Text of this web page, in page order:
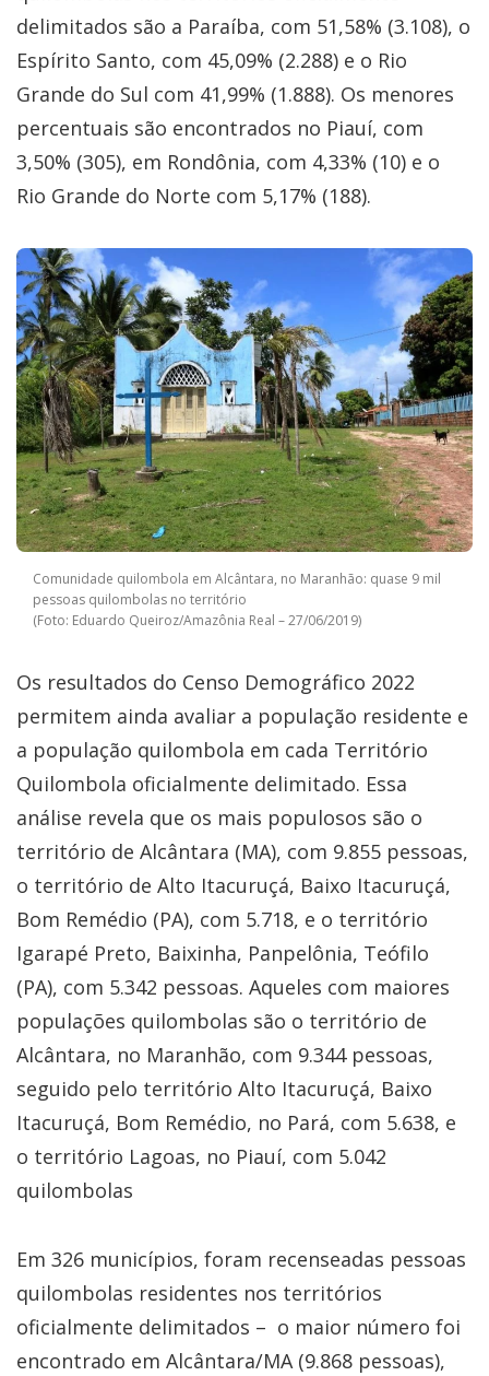
delimitados são a Paraíba, com 51,58% (3.108), o
Espírito Santo, com 45,09% (2.288) e o Rio
Grande do Sul com 41,99% (1.888). Os menores
percentuais são encontrados no Piauí, com
3,50% (305), em Rondônia, com 4,33% (10) e o
Rio Grande do Norte com 5,17% (188).
Comunidade quilombola em Alcântara, no Maranhão: quase 9 mil
pessoas quilombolas no território
(Foto: Eduardo Queiroz/Amazônia Real – 27/06/2019)
Os resultados do Censo Demográfico 2022
permitem ainda avaliar a população residente e
a população quilombola em cada Território
Quilombola oficialmente delimitado. Essa
análise revela que os mais populosos são o
território de Alcântara (MA), com 9.855 pessoas,
o território de Alto Itacuruçá, Baixo Itacuruçá,
Bom Remédio (PA), com 5.718, e o território
Igarapé Preto, Baixinha, Panpelônia, Teófilo
(PA), com 5.342 pessoas. Aqueles com maiores
populações quilombolas são o território de
Alcântara, no Maranhão, com 9.344 pessoas,
seguido pelo território Alto Itacuruçá, Baixo
Itacuruçá, Bom Remédio, no Pará, com 5.638, e
o território Lagoas, no Piauí, com 5.042
quilombolas
Em 326 municípios, foram recenseadas pessoas
quilombolas residentes nos territórios
oficialmente delimitados – o maior número foi
encontrado em Alcântara/MA (9.868 pessoas),